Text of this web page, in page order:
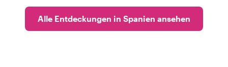
Alle Entdeckungen in Spanien ansehen